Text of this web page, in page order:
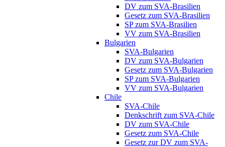
DV zum SVA-Brasilien
Gesetz zum SVA-Brasilien
SP zum SVA-Brasilien
VV zum SVA-Brasilien
Bulgarien
SVA-Bulgarien
DV zum SVA-Bulgarien
Gesetz zum SVA-Bulgarien
SP zum SVA-Bulgarien
VV zum SVA-Bulgarien
Chile
SVA-Chile
Denkschrift zum SVA-Chile
DV zum SVA-Chile
Gesetz zum SVA-Chile
Gesetz zur DV zum SVA-